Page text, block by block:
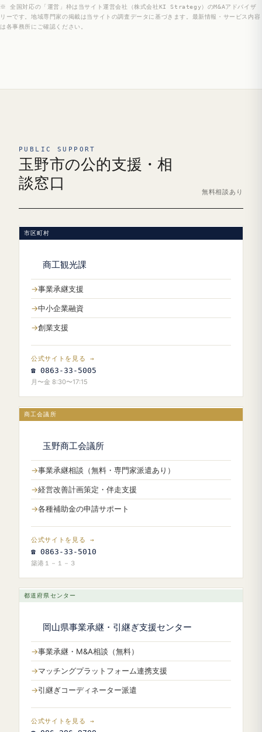
※ 全国対応の「運営」枠は当サイト運営会社（株式会社KI Strategy）のM&Aアドバイザ
リーです。地域専門家の掲載は当サイトの調査データに基づきます。最新情報・サービス内容
は各事務所にご確認ください。
PUBLIC SUPPORT
玉野市の公的支援・相
談窓口
無料相談あり
市区町村
商工観光課
事業承継支援
中小企業融資
創業支援
公式サイトを見る →
☎ 0863-33-5005
月〜金 8:30〜17:15
商工会議所
玉野商工会議所
事業承継相談（無料・専門家派遣あり）
経営改善計画策定・伴走支援
各種補助金の申請サポート
公式サイトを見る →
☎ 0863-33-5010
築港１－１－３
都道府県センター
岡山県事業承継・引継ぎ支援センター
事業承継・M&A相談（無料）
マッチングプラットフォーム連携支援
引継ぎコーディネーター派遣
公式サイトを見る →